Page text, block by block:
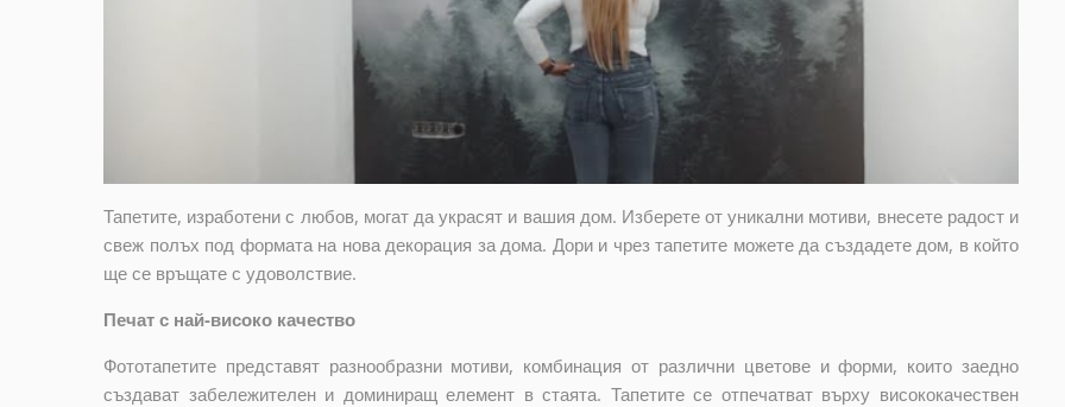
Тапетите, изработени с любов, могат да украсят и вашия дом. Изберете от уникални мотиви, внесете радост и
свеж полъх под формата на нова декорация за дома. Дори и чрез тапетите можете да създадете дом, в който
ще се връщате с удоволствие.
Печат с най-високо качество
Фототапетите представят разнообразни мотиви, комбинация от различни цветове и форми, които заедно
създават забележителен и доминиращ елемент в стаята. Тапетите се отпечатват върху висококачествен